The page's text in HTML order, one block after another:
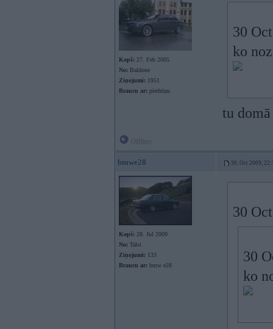
Kopš: 27. Feb 2005
No: Baldone
Ziņojumi: 1951
Braucu ar: piedziņu
30
ko
tu
bmwe28 30. Oct 2009,
Kopš: 28. Jul 2009
No: Talsi
Ziņojumi: 133
Braucu ar: bmw e28
30
30
ko